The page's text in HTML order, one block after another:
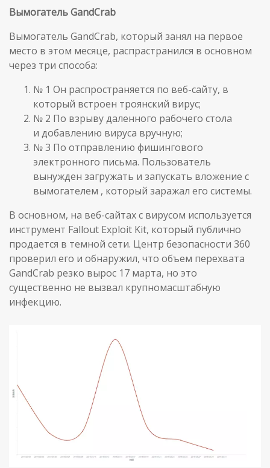
ВымогательGandCrab
Вымогатель GandCrab, который занял на первое
место в этом месяце, распрастранился в основном
через три способа:
№ 1 Он распространяется по веб-сайту, в
который встроен троянский вирус;
№ 2 По взрыву даленного рабочего стола
и добавлению вируса вручную;
№ 3 По отправлению фишингового
электронного письма. Пользователь
вынужден загружать и запускать вложение с
вымогателем , который заражал его системы.
В основном, на веб-сайтах с вирусом используется
инструмент Fallout Exploit Kit, который публично
продается в темной сети. Центр безопасности 360
проверил его и обнаружил, что объем перехвата
GandCrab резко вырос 17 марта, но это
существенно не вызвал крупномасштабную
инфекцию.